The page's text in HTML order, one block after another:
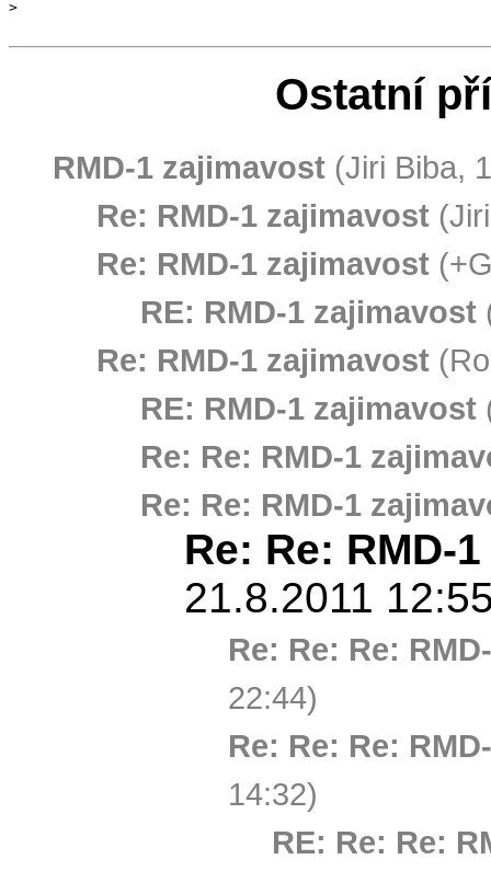
Ostatní
RMD-1 zajimavost (Jiri Biba,
Re: RMD-1 zajimavost
Re: RMD-1 zajimavost
RE: RMD-1 zajimavost
Re: RMD-1 zajimavost
RE: RMD-1 zajimavost
Re: Re: RMD-1
Re: Re: RMD-1
Re: Re: RMD-
21.8.2011
Re: Re: Re:
22:44)
Re: Re: Re:
14:32)
RE: Re: Re: